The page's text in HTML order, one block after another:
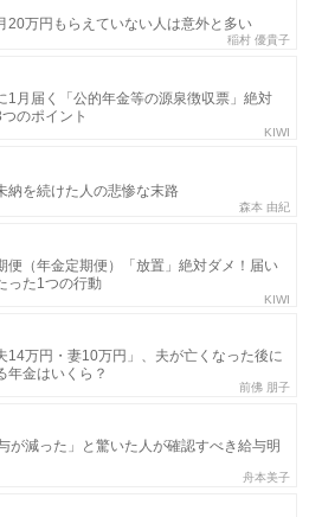
20万円もらえていない人は意外と多い
稲村 優貴子
1月届く「公的年金等の源泉徴収票」絶対
のポイント
KIWI
納を続けた人の悲惨な末路
森本 由紀
便（年金定期便）「放置」絶対ダメ！届い
った1つの行動
KIWI
14万円・妻10万円」、夫が亡くなった後に
年金はいくら？
前佛 朋子
が減った」と驚いた人が確認すべき給与明
舟本美子